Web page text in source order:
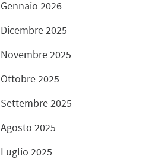
Gennaio 2026
Dicembre 2025
Novembre 2025
Ottobre 2025
Settembre 2025
Agosto 2025
Luglio 2025